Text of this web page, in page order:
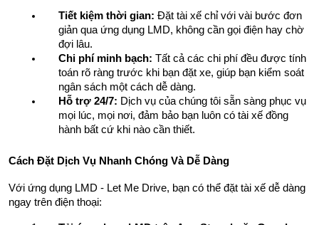
Tiết kiệm thời gian: Đặt tài xế chỉ với vài bước đơn
giản qua ứng dụng LMD, không cần gọi điện hay chờ
đợi lâu.
Chi phí minh bạch: Tất cả các chi phí đều được tính
toán rõ ràng trước khi bạn đặt xe, giúp bạn kiểm soát
ngân sách một cách dễ dàng.
Hỗ trợ 24/7: Dịch vụ của chúng tôi sẵn sàng phục vụ
mọi lúc, mọi nơi, đảm bảo bạn luôn có tài xế đồng
hành bất cứ khi nào cần thiết.
Cách Đặt Dịch Vụ Nhanh Chóng Và Dễ Dàng
Với ứng dụng LMD - Let Me Drive, bạn có thể đặt tài xế dễ dàng
ngay trên điện thoại: